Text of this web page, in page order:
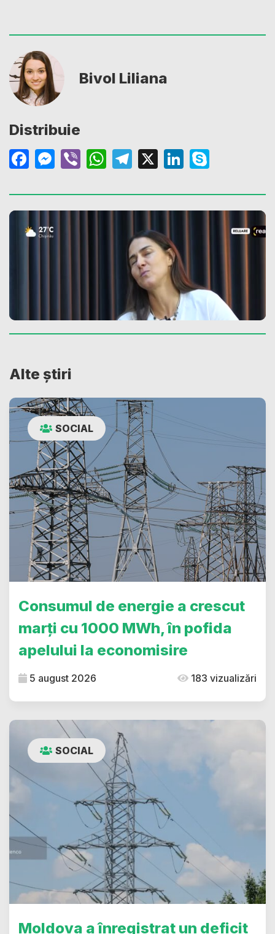
Bivol Liliana
Distribuie
Facebook
Messenger
ViberWhatsApp
Telegram
X LinkedIn
Alte știri
SOCIAL
Consumul de energie a crescut
marți cu 1000 MWh, în pofida
apelului la economisire
5 august 2026 183 vizualizări
SOCIAL
Moldova a înregistrat un deficit